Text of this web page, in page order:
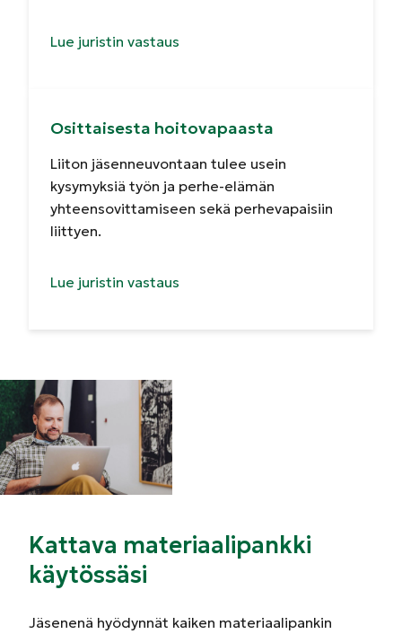
Lue juristin vastaus
Osittaisesta hoitovapaasta
Liiton jäsenneuvontaan tulee usein
kysymyksiä työn ja perhe-elämän
yhteensovittamiseen sekä perhevapaisiin
liittyen.
Lue juristin vastaus
Kattava materiaalipankki
käytössäsi
Jäsenenä hyödynnät kaiken materiaalipankin